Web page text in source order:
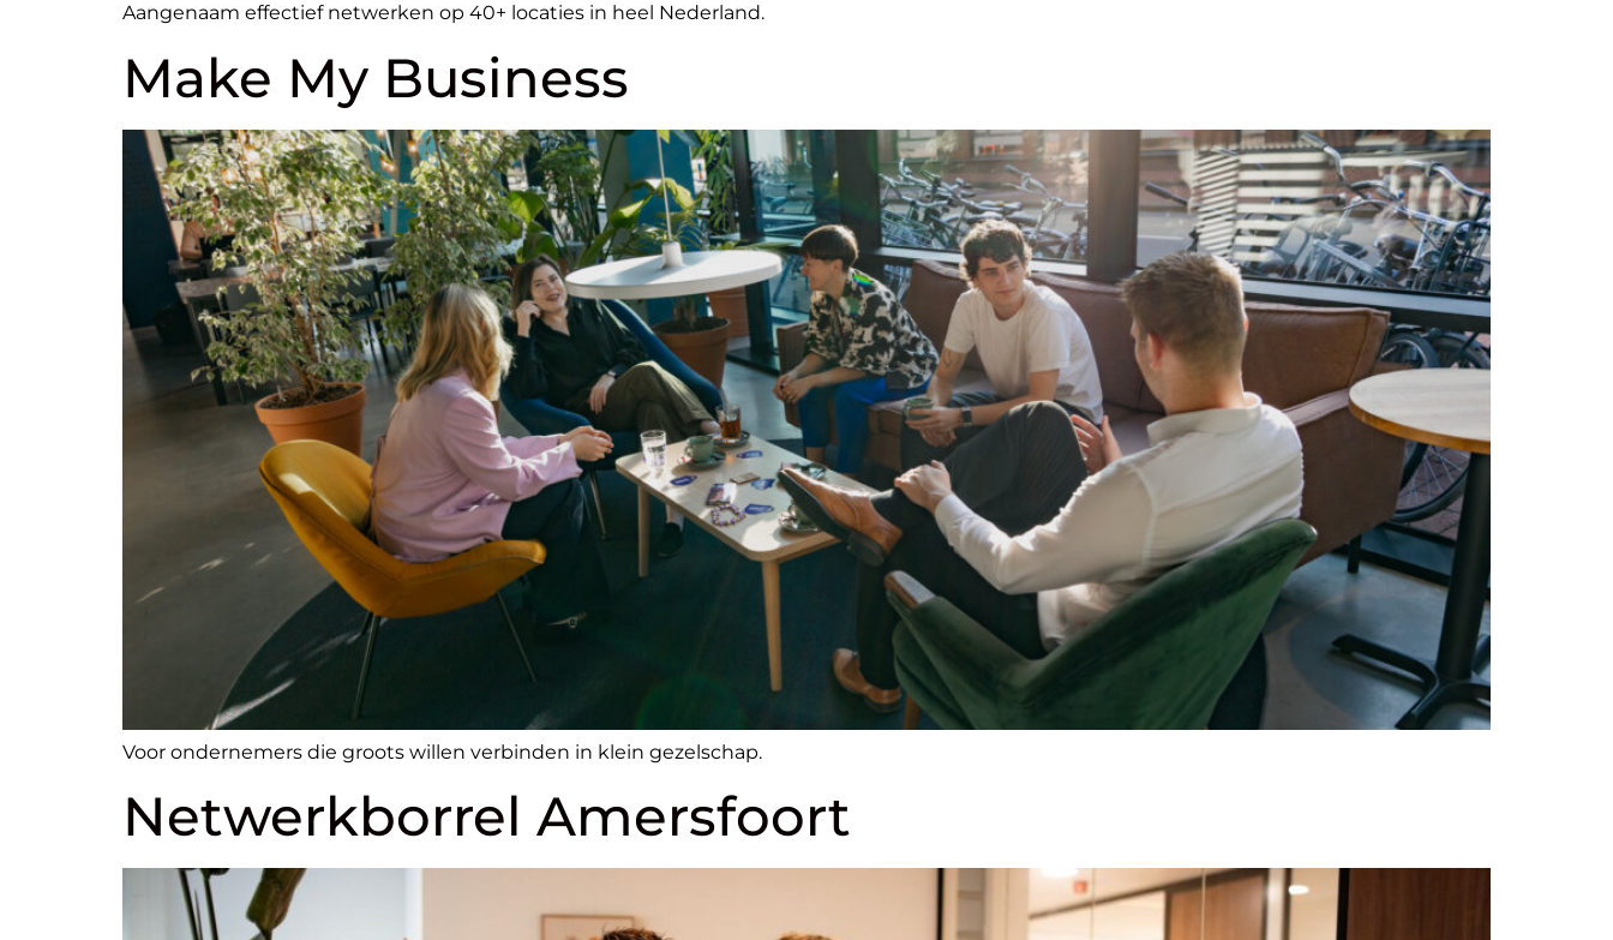
Aangenaam effectief netwerken op 40+ locaties in heel Nederland.
Make My Business
Voor ondernemers die groots willen verbinden in klein gezelschap.
Netwerkborrel Amersfoort